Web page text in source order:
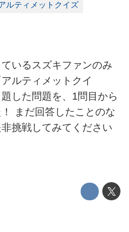
ルティメットクイズ
いるスズキファンのみ
ルティメットクイ
した問題を、1問目から
まだ回答したことのな
挑戦してみてください